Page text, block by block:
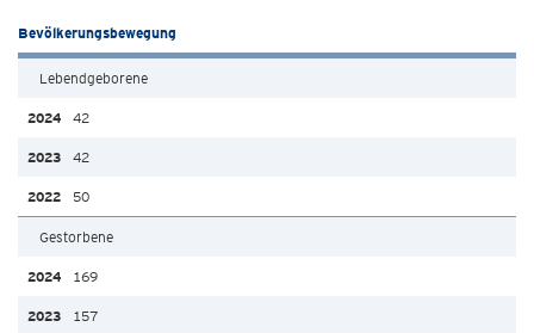
Bevölkerungsbewegung
Lebendgeborene
42
42
50
Gestorbene
169
157